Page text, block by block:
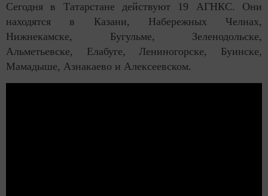
Сегодня в Татарстане действуют 19 АГНКС. Они
находятся в Казани, Набережных Челнах,
Нижнекамске, Бугульме, Зеленодольске,
Альметьевске, Елабуге, Лениногорске, Буинске,
Мамадыше, Азнакаево и Алексеевском.